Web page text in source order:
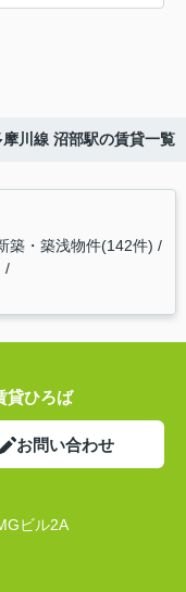
川線 沼部駅の賃貸一覧
築・築浅物件(142件)
貸ひろば
お問い合わせ
ビル2A